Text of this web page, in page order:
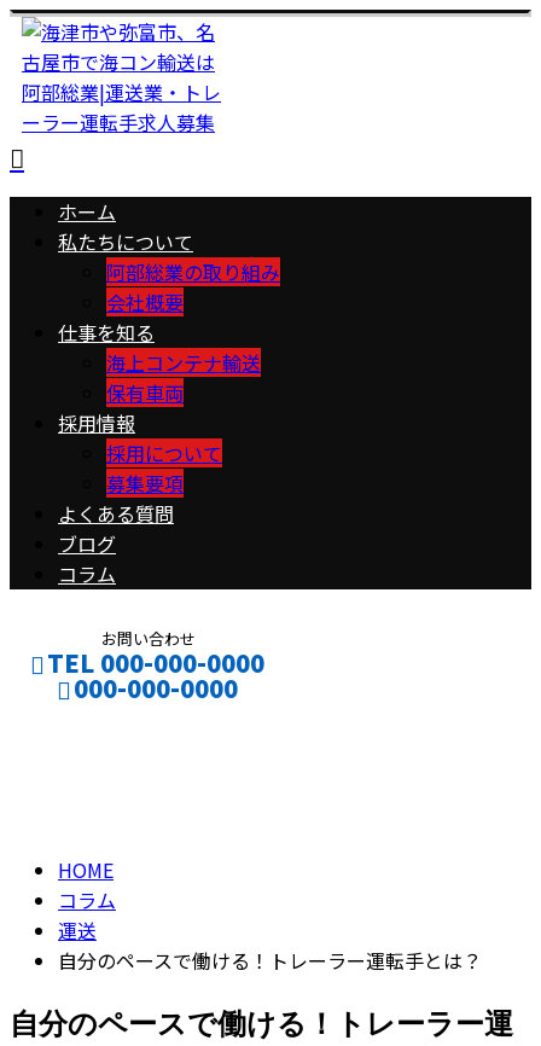
ホーム
私たちについて
阿部総業の取り組み
会社概要
仕事を知る
海上コンテナ輸送
保有車両
採用情報
採用について
募集要項
よくある質問
ブログ
コラム
お問い合わせ
TEL 000-000-0000
000-000-0000
HOME
コラム
運送
自分のペースで働ける！トレーラー運転手とは？
自分のペースで働ける！トレーラー運